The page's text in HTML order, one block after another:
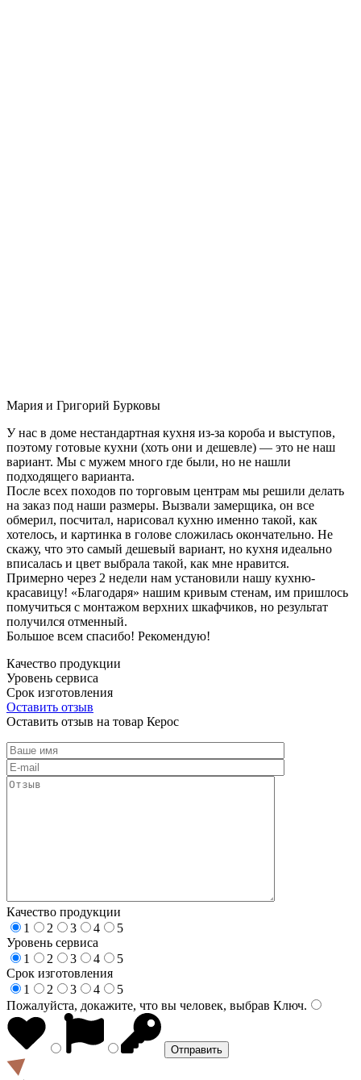
Мария и Григорий Бурковы
У нас в доме нестандартная кухня из-за короба и выступов,
поэтому готовые кухни (хоть они и дешевле) — это не наш
вариант. Мы с мужем много где были, но не нашли
подходящего варианта.
После всех походов по торговым центрам мы решили делать
на заказ под наши размеры. Вызвали замерщика, он все
обмерил, посчитал, нарисовал кухню именно такой, как
хотелось, и картинка в голове сложилась окончательно. Не
скажу, что это самый дешевый вариант, но кухня идеально
вписалась и цвет выбрала такой, как мне нравится.
Примерно через 2 недели нам установили нашу кухню-
красавицу! «Благодаря» нашим кривым стенам, им пришлось
помучиться с монтажом верхних шкафчиков, но результат
получился отменный.
Большое всем спасибо! Рекомендую!
Качество продукции
Уровень сервиса
Срок изготовления
Оставить отзыв
Оставить отзыв на товар Керос
Качество продукции
1
2 3 4
5
Уровень сервиса
1
2 3 4
5
Срок изготовления
1
2 3 4
5
Пожалуйста, докажите, что вы человек, выбрав Ключ.